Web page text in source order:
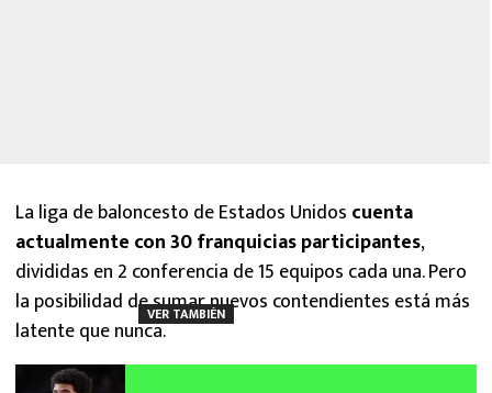
La liga de baloncesto de Estados Unidos cuenta
actualmente con 30 franquicias participantes,
divididas en 2 conferencia de 15 equipos cada una. Pero
la posibilidad de sumar nuevos contendientes está más
latente que nunca.
VER TAMBIÉN